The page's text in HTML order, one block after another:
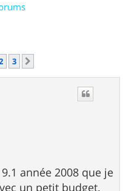
3
année 2008 que je
un petit budget.